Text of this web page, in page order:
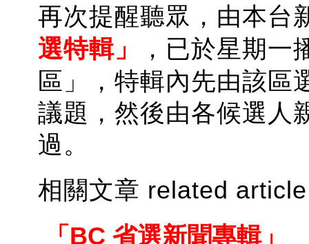
再次提醒聽眾，由本台
選特輯」
， 已於星期一
區」，特輯內先由該區
議題，然後由各候選人
過。
相關文章 related
「BC 省選新聞專輯」